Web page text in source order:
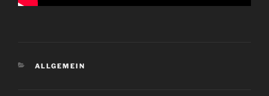
KATEGORIEN
ALLGEMEIN